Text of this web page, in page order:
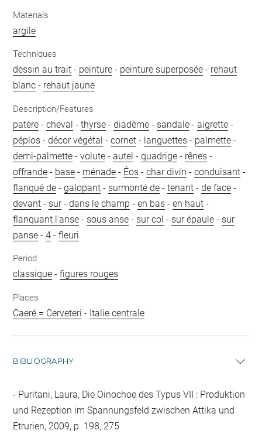
Materials
argile
Techniques
dessin au trait - peinture - peinture superposée - rehaut
blanc - rehaut jaune
Description/Features
patère -cheval -thyrse -diadème - sandale -aigrette -
péplos -décor végétal -cornet - languettes - palmette -
demi-palmette -volute -autel -quadrige - rênes -
offrande - base - ménade - Éos -char divin -conduisant -
flanqué de -galopant - surmonté de -tenant -de face -
devant - sur-dans le champ -en bas -en haut -
flanquant l'anse - sous anse - sur col - sur épaule - sur
panse -4 -fleuri
Period
classique -figures rouges
Places
Caeré = Cerveteri - Italie centrale
BIBLIOGRAPHY
Puritani, Laura, Die Oinochoe des Typus VII : Produktion
und Rezeption im Spannungsfeld zwischen Attika und
Etrurien, 2009, p. 198, 275